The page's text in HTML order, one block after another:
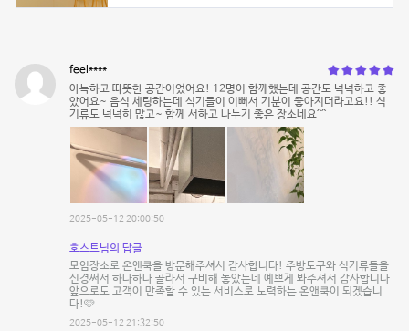
feel****
아늑하고 따뜻한 공간이었어요! 12명이 함께했는데 공간도 넉넉하고 좋
았어요~ 음식 세팅하는데 식기들이 이뻐서 기분이 좋아지더라고요!! 식
기류도 넉넉히 많고~ 함께 서하고 나누기 좋은 장소네요^^
2025-05-12 20:00:50
호스트님의 답글
모임장소로 온앤쿡을 방문해주셔서 감사합니다! 주방도구와 식기류들을
신경써서 하나하나 골라서 구비해 놓았는데 예쁘게 봐주셔서 감사합니다
앞으로도 고객이 만족할 수 있는 서비스로 노력하는 온앤쿡이 되겠습니
다!🩷
2025-05-12 21:32:50